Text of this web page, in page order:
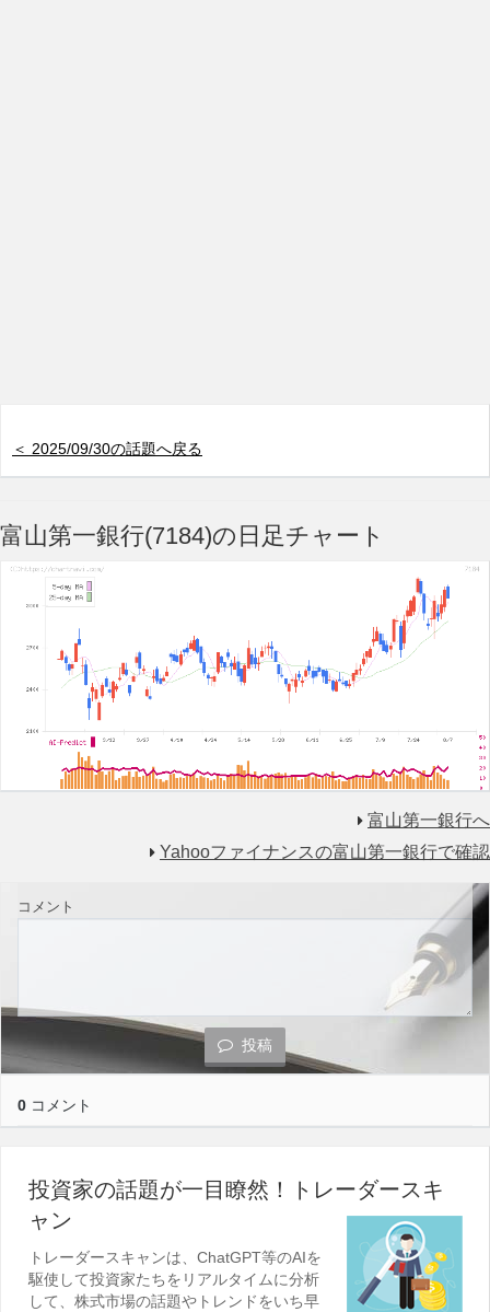
＜ 2025/09/30の話題へ戻る
富山第一銀行(7184)の日足チャート
富山第一銀行へ
Yahooファイナンスの富山第一銀行で確認
コメント
投稿
0 コメント
投資家の話題が一目瞭然！トレーダースキ
ャン
トレーダースキャンは、ChatGPT等のAIを
駆使して投資家たちをリアルタイムに分析
して、株式市場の話題やトレンドをいち早